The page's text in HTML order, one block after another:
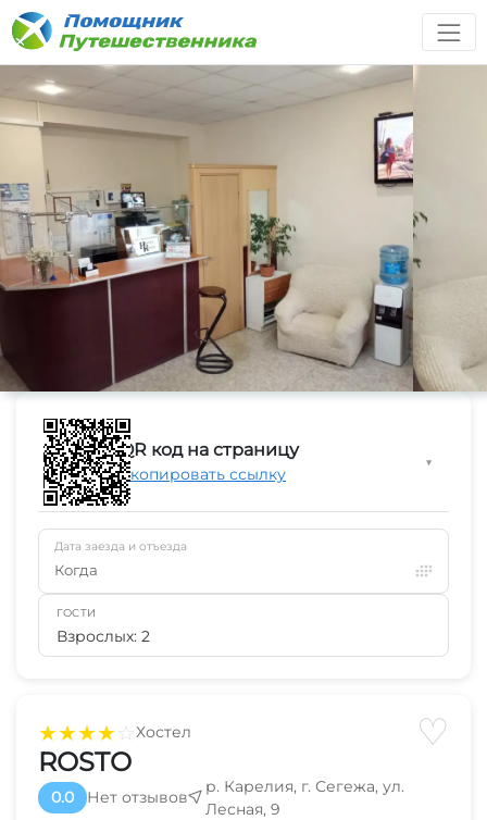
★★★★☆Хостел ♡
ROSTO
0.0 Нет отзывов
р. Карелия, г. Сегежа, ул.
Лесная, 9
QR код на страницу
Скопировать ссылку
▼
Дата заезда и отъезда
Когда
ГОСТИ
Взрослых: 2